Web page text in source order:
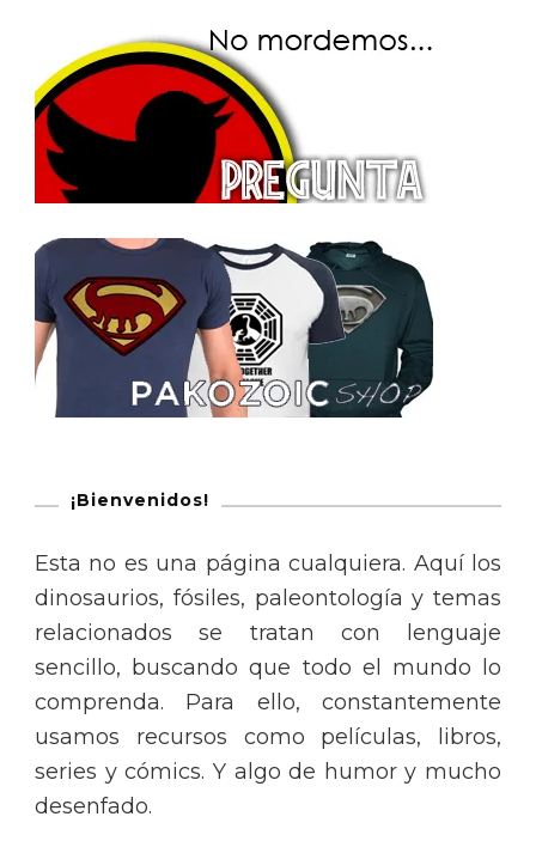
¡Bienvenidos!
Esta no es una página cualquiera. Aquí los
dinosaurios, fósiles, paleontología y temas
relacionados se tratan con lenguaje
sencillo, buscando que todo el mundo lo
comprenda. Para ello, constantemente
usamos recursos como películas, libros,
series y cómics. Y algo de humor y mucho
desenfado.